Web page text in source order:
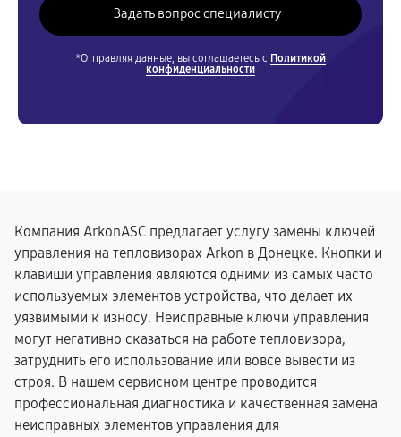
*Отправляя данные, вы соглашаетесь с Политикой
конфиденциальности
Компания ArkonASC предлагает услугу замены ключей
управления на тепловизорах Arkon в Донецке. Кнопки и
клавиши управления являются одними из самых часто
используемых элементов устройства, что делает их
уязвимыми к износу. Неисправные ключи управления
могут негативно сказаться на работе тепловизора,
затруднить его использование или вовсе вывести из
строя. В нашем сервисном центре проводится
профессиональная диагностика и качественная замена
неисправных элементов управления для